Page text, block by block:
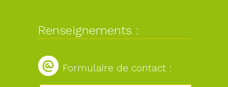
Renseignements :
Formulaire de contact :